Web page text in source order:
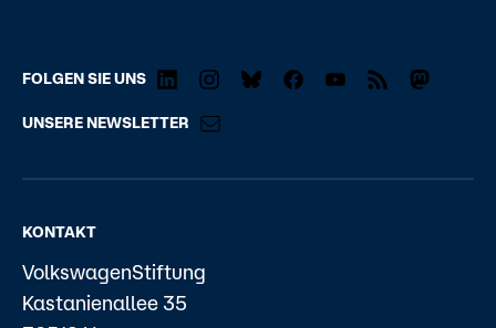
FOLGEN SIE UNS
UNSERE NEWSLETTER
KONTAKT
VolkswagenStiftung
Kastanienallee 35